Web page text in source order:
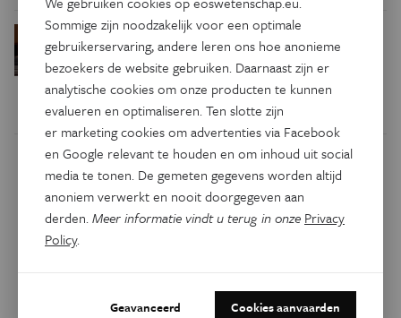
Psyche & Brein Waarom we tinnitus
in de hersenen moeten zoeken
Dit artikel delen op:
Facebook Twitter Linkedin
Keuze van de redactie
Sommige zijn noodzakelijk voor een optimale
gebruikerservaring, andere leren ons hoe anonieme
bezoekers de website gebruiken. Daarnaast zijn er
analytische cookies om onze producten te kunnen
evalueren en optimaliseren. Ten slotte zijn
er marketing cookies om advertenties via Facebook
en Google relevant te houden en om inhoud uit social
media te tonen. De gemeten gegevens worden altijd
anoniem verwerkt en nooit doorgegeven aan
derden.Meer informatie vindt u terug in onze Privacy
Policy.
Geavanceerd Cookies aanvaarden